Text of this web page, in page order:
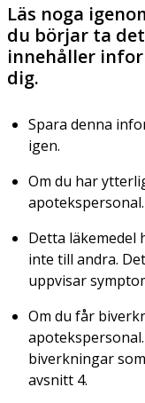
Läs noga
du börjar ta
innehåller
dig.
Spara denna
igen.
Om du har
apotekspersonal.
Detta läkemedel
inte till andra.
uppvisar
Om du får
biverkningar
avsnitt 4.